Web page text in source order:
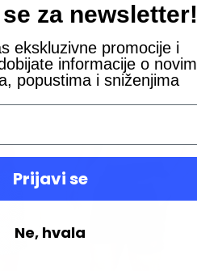
za newsletter!
ekskluzivne promocije i
informacije o novim
popustima i sniženjima
Prijavi se
Ne, hvala